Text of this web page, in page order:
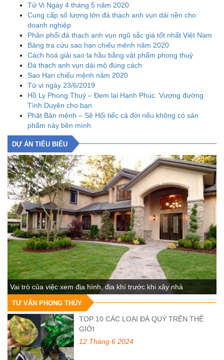
Tử Vi Ngày 4 tháng 5 năm 2020
Cung cấp số lượng lớn đá thạch anh vụn dải nền cho
doanh nghiệp
Phân phối đá thạch anh vụn ngũ sắc giá tốt nhất Việt Nam
Bảng tra cứu sao hạn chiếu mệnh năm 2020
Cách hoá giải sao la hầu bằng vật phẩm phong thuỷ
Đá thạch anh vụn dải mộ đúng cách
Sao Hạn chiếu mệnh năm 2020
Tử vi ngày 23/6/2019
Hồ Ly Phong Thuỷ – Đem lại Hạnh Phúc. Vượng đường
Tình Duyên cho bạn
Phật Bản mệnh – Sẽ Hối tiếc cả đời nếu không có sản
phẩm này bên mình
DỰ ÁN TIÊU BIỂU
Vai trò của việc xem địa hình, địa khí trước khi xây nhà
TƯ VẤN PHONG THỦY
TOP 10 CÁC LOẠI ĐÁ QUÝ TRÊN THẾ
GIỚI
12 Tháng 6 2024